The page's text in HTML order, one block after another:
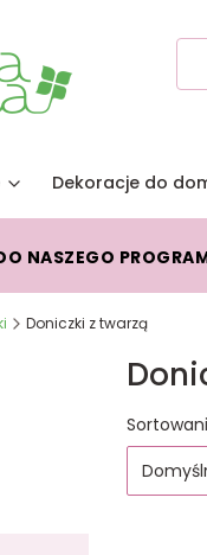
Dekoracje do
NASZEGO
Doniczki z twarzą
Lista